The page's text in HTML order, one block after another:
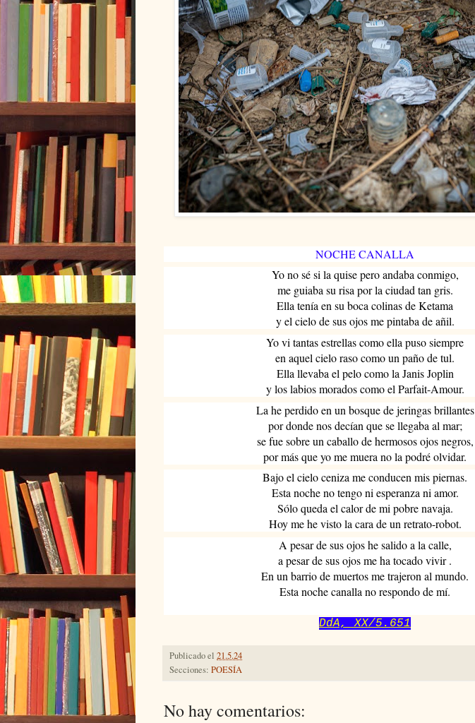
NOCHE CANALLA
Yo no sé si la quise pero andaba conmigo,
me guiaba su risa por la ciudad tan gris.
Ella tenía en su boca colinas de Ketama
y el cielo de sus ojos me pintaba de añil.
Yo vi tantas estrellas como ella puso siempre
en aquel cielo raso como un paño de tul.
Ella llevaba el pelo como la Janis Joplin
y los labios morados como el Parfait-Amour.
La he perdido en un bosque de jeringas brillantes
por donde nos decían que se llegaba al mar;
se fue sobre un caballo de hermosos ojos negros,
por más que yo me muera no la podré olvidar.
Bajo el cielo ceniza me conducen mis piernas.
Esta noche no tengo ni esperanza ni amor.
Sólo queda el calor de mi pobre navaja.
Hoy me he visto la cara de un retrato-robot.
A pesar de sus ojos he salido a la calle,
a pesar de sus ojos me ha tocado vivir .
En un barrio de muertos me trajeron al mundo.
Esta noche canalla no respondo de mí.
DdA, XX/5.651
Publicado el 21.5.24
Secciones: POESÍA
No hay comentarios: